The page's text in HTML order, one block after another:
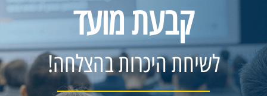
קבעת מועד
לשיחת היכרות בהצלחה!